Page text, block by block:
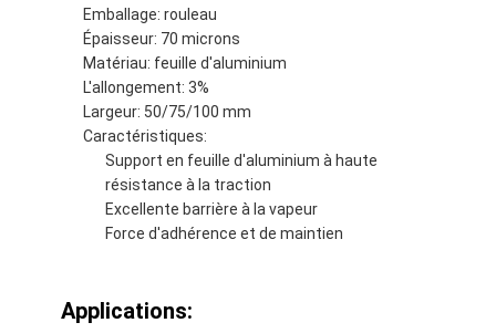
Emballage: rouleau
Épaisseur: 70 microns
Matériau: feuille d'aluminium
L'allongement: 3%
Largeur: 50/75/100 mm
Caractéristiques:
Support en feuille d'aluminium à haute
résistance à la traction
Excellente barrière à la vapeur
Force d'adhérence et de maintien
Applications: